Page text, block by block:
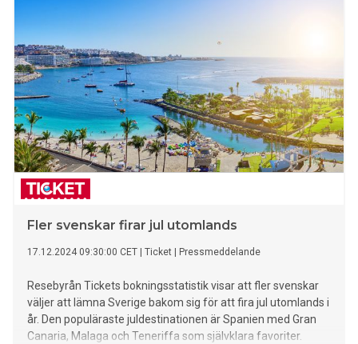
Fler svenskar firar jul utomlands
17.12.2024 09:30:00 CET Ticket Pressmeddelande
Resebyrån Tickets bokningsstatistik visar att fler svenskar
väljer att lämna Sverige bakom sig för att fira jul utomlands i
år. Den populäraste juldestinationen är Spanien med Gran
Canaria, Malaga och Teneriffa som självklara favoriter.